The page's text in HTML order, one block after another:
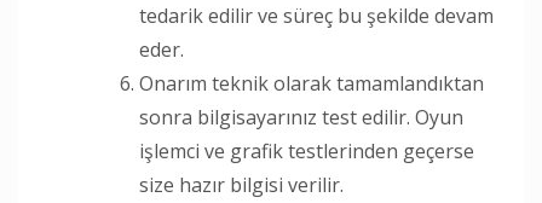
tedarik edilir ve süreç bu şekilde devam
eder.
Onarım teknik olarak tamamlandıktan
sonra bilgisayarınız test edilir. Oyun
işlemci ve grafik testlerinden geçerse
size hazır bilgisi verilir.